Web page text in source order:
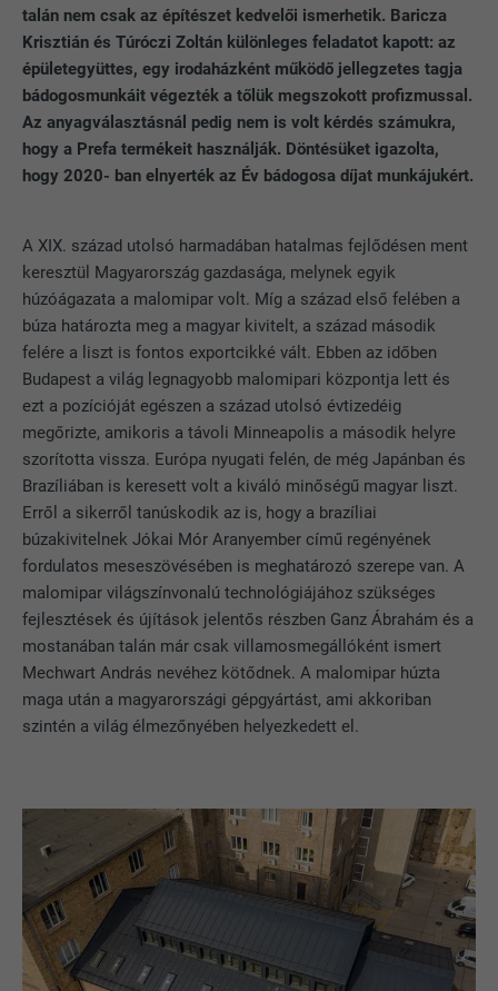
talán nem csak az építészet kedvelői ismerhetik. Baricza
Krisztián és Túróczi Zoltán különleges feladatot kapott: az
épületegyüttes, egy irodaházként működő jellegzetes tagja
bádogosmunkáit végezték a tőlük megszokott profizmussal.
Az anyagválasztásnál pedig nem is volt kérdés számukra,
hogy a Prefa termékeit használják. Döntésüket igazolta,
hogy 2020- ban elnyerték az Év bádogosa díjat munkájukért.
A XIX. század utolsó harmadában hatalmas fejlődésen ment
keresztül Magyarország gazdasága, melynek egyik
húzóágazata a malomipar volt. Míg a század első felében a
búza határozta meg a magyar kivitelt, a század második
felére a liszt is fontos exportcikké vált. Ebben az időben
Budapest a világ legnagyobb malomipari központja lett és
ezt a pozícióját egészen a század utolsó évtizedéig
megőrizte, amikoris a távoli Minneapolis a második helyre
szorította vissza. Európa nyugati felén, de még Japánban és
Brazíliában is keresett volt a kiváló minőségű magyar liszt.
Erről a sikerről tanúskodik az is, hogy a brazíliai
búzakivitelnek Jókai Mór Aranyember című regényének
fordulatos meseszövésében is meghatározó szerepe van. A
malomipar világszínvonalú technológiájához szükséges
fejlesztések és újítások jelentős részben Ganz Ábrahám és a
mostanában talán már csak villamosmegállóként ismert
Mechwart András nevéhez kötődnek. A malomipar húzta
maga után a magyarországi gépgyártást, ami akkoriban
szintén a világ élmezőnyében helyezkedett el.